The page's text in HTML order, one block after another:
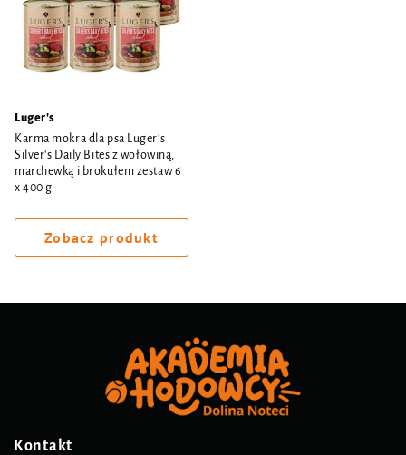
Luger's
Karma mokra dla psa Luger's
Silver's Daily Bites z wołowiną,
marchewką i brokułem zestaw 6
x 400 g
Zobacz produkt
Kontakt